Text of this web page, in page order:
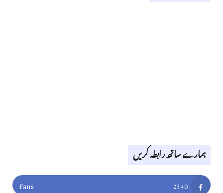
ہمارے ساتھ رابطہ کریں
2340
Fans